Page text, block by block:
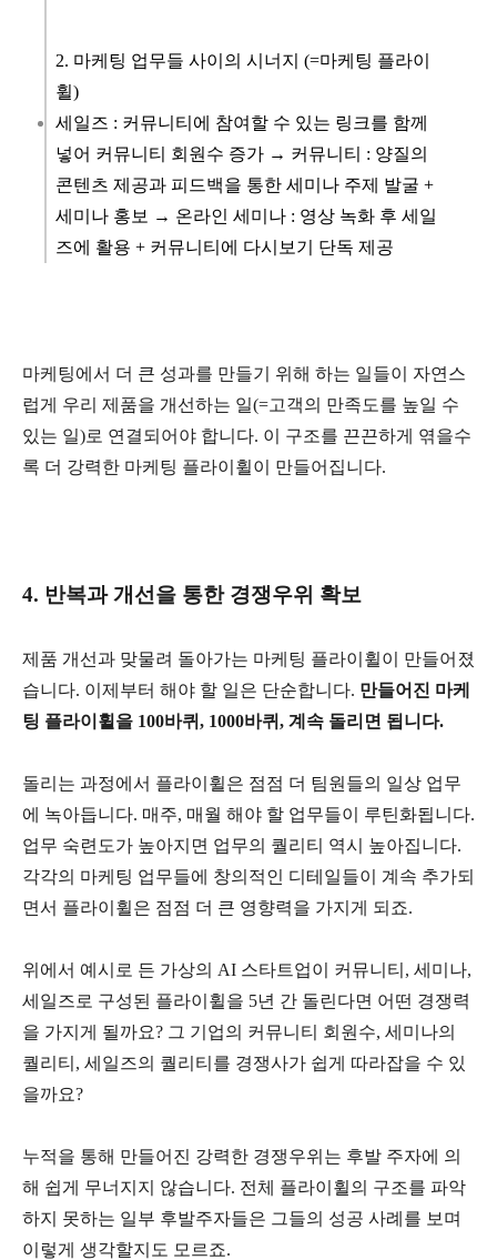
2. 마케팅 업무들 사이의 시너지 (=마케팅 플라이
휠)
세일즈 : 커뮤니티에 참여할 수 있는 링크를 함께
넣어 커뮤니티 회원수 증가 → 커뮤니티 : 양질의
콘텐츠 제공과 피드백을 통한 세미나 주제 발굴 +
세미나 홍보 → 온라인 세미나 : 영상 녹화 후 세일
즈에 활용 + 커뮤니티에 다시보기 단독 제공
마케팅에서 더 큰 성과를 만들기 위해 하는 일들이 자연스
럽게 우리 제품을 개선하는 일(=고객의 만족도를 높일 수
있는 일)로 연결되어야 합니다. 이 구조를 끈끈하게 엮을수
록 더 강력한 마케팅 플라이휠이 만들어집니다.
4. 반복과 개선을 통한 경쟁우위 확보
제품 개선과 맞물려 돌아가는 마케팅 플라이휠이 만들어졌
습니다. 이제부터 해야 할 일은 단순합니다. 만들어진 마케
팅 플라이휠을 100바퀴, 1000바퀴, 계속 돌리면 됩니다.
돌리는 과정에서 플라이휠은 점점 더 팀원들의 일상 업무
에 녹아듭니다. 매주, 매월 해야 할 업무들이 루틴화됩니다.
업무 숙련도가 높아지면 업무의 퀄리티 역시 높아집니다.
각각의 마케팅 업무들에 창의적인 디테일들이 계속 추가되
면서 플라이휠은 점점 더 큰 영향력을 가지게 되죠.
위에서 예시로 든 가상의 AI 스타트업이 커뮤니티, 세미나,
세일즈로 구성된 플라이휠을 5년 간 돌린다면 어떤 경쟁력
을 가지게 될까요? 그 기업의 커뮤니티 회원수, 세미나의
퀄리티, 세일즈의 퀄리티를 경쟁사가 쉽게 따라잡을 수 있
을까요?
누적을 통해 만들어진 강력한 경쟁우위는 후발 주자에 의
해 쉽게 무너지지 않습니다. 전체 플라이휠의 구조를 파악
하지 못하는 일부 후발주자들은 그들의 성공 사례를 보며
이렇게 생각할지도 모르죠.